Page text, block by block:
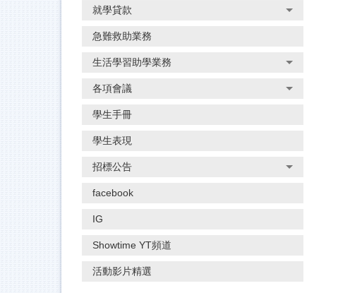
就學貸款
急難救助業務
生活學習助學業務
各項會議
學生手冊
學生表現
招標公告
facebook
IG
Showtime YT頻道
活動影片精選